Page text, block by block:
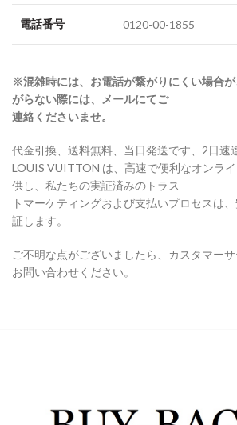
電話番号 0120-00-1855
※混雑時には、お電話が繋がりにくい場合
がらない際には、メールにてご
連絡くださいませ。
代金引換、送料無料、当日発送です、2日速
LOUIS VUITTON は、高速で便利なオンラ
供し、私たちの実証済みのトラス
トマーケティングおよび支払いプロセスは
証します。
ご不明な点がございましたら、カスタマー
お問い合わせください。